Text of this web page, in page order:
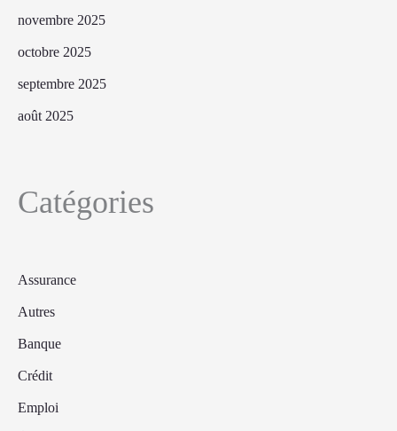
novembre 2025
octobre 2025
septembre 2025
août 2025
Catégories
Assurance
Autres
Banque
Crédit
Emploi